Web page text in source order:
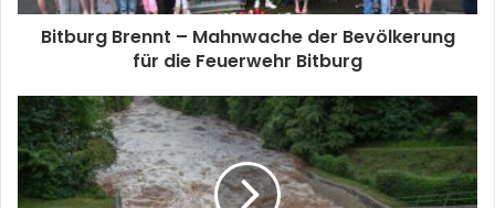
Bitburg Brennt – Mahnwache der Bevölkerung
für die Feuerwehr Bitburg